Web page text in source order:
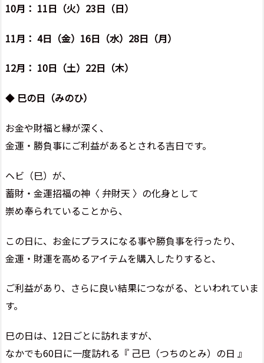
10月： 11日（火）23日（日）
11月： 4日（金）16日（水）28日（月）
12月： 10日（土）22日（木）
◆ 巳の日（みのひ）
お金や財福と縁が深く、
金運・勝負事にご利益があるとされる吉日です。
ヘビ（巳）が、
蓄財・金運招福の神〈 弁財天 〉の化身として
崇め奉られていることから、
この日に、お金にプラスになる事や勝負事を行ったり、
金運・財運を高めるアイテムを購入したりすると、
ご利益があり、さらに良い結果につながる、といわれていま
す。
巳の日は、12日ごとに訪れますが、
なかでも60日に一度訪れる『 己巳（つちのとみ）の日 』